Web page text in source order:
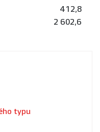
412,8
2 602,6
typu